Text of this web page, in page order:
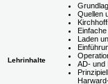
Lehrinhalte
Quellen
Laden
AD- und